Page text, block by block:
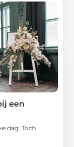
een
dag. Toch